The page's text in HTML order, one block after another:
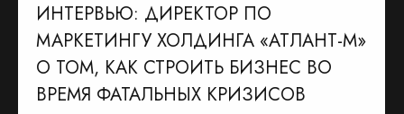
ИНТЕРВЬЮ: ДИРЕКТОР ПО
МАРКЕТИНГУ ХОЛДИНГА «АТЛАНТ-М»
О ТОМ, КАК СТРОИТЬ БИЗНЕС ВО
ВРЕМЯ ФАТАЛЬНЫХ КРИЗИСОВ